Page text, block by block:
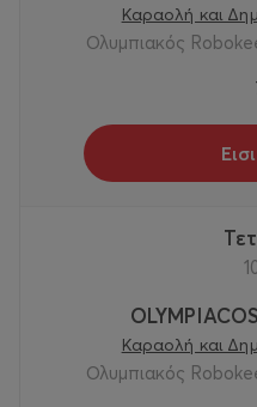
Καραολή και
Ολυμπιακός
Καραολή και
Ολυμπιακός